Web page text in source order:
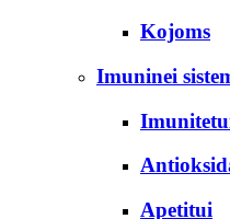
Kojoms
Imuninei
Apetitui